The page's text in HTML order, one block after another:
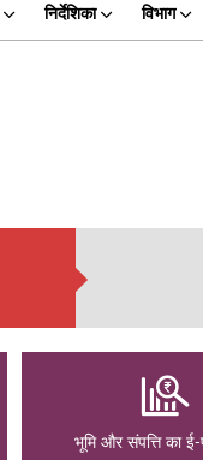
निर्देशिका विभाग
भूमि और संपत्ति का